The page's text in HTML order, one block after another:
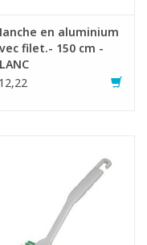
en aluminium
filet.- 150 cm -